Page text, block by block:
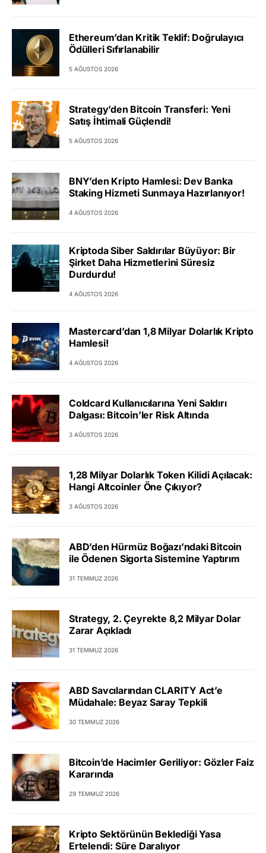
Ethereum’dan Kritik Teklif: Doğrulayıcı
Ödülleri Sıfırlanabilir
5 AĞUSTOS 2026
Strategy’den Bitcoin Transferi: Yeni
Satış İhtimali Güçlendi!
5 AĞUSTOS 2026
BNY’den Kripto Hamlesi: Dev Banka
Staking Hizmeti Sunmaya Hazırlanıyor!
4 AĞUSTOS 2026
Kriptoda Siber Saldırılar Büyüyor: Bir
Şirket Daha Hizmetlerini Süresiz
Durdurdu!
4 AĞUSTOS 2026
Mastercard’dan 1,8 Milyar Dolarlık Kripto
Hamlesi!
4 AĞUSTOS 2026
Coldcard Kullanıcılarına Yeni Saldırı
Dalgası: Bitcoin’ler Risk Altında
3 AĞUSTOS 2026
1,28 Milyar Dolarlık Token Kilidi Açılacak:
Hangi Altcoinler Öne Çıkıyor?
3 AĞUSTOS 2026
ABD’den Hürmüz Boğazı’ndaki Bitcoin
ile Ödenen Sigorta Sistemine Yaptırım
31 TEMMUZ 2026
Strategy, 2. Çeyrekte 8,2 Milyar Dolar
Zarar Açıkladı
31 TEMMUZ 2026
ABD Savcılarından CLARITY Act’e
Müdahale: Beyaz Saray Tepkili
30 TEMMUZ 2026
Bitcoin’de Hacimler Geriliyor: Gözler Faiz
Kararında
29 TEMMUZ 2026
Kripto Sektörünün Beklediği Yasa
Ertelendi: Süre Daralıyor